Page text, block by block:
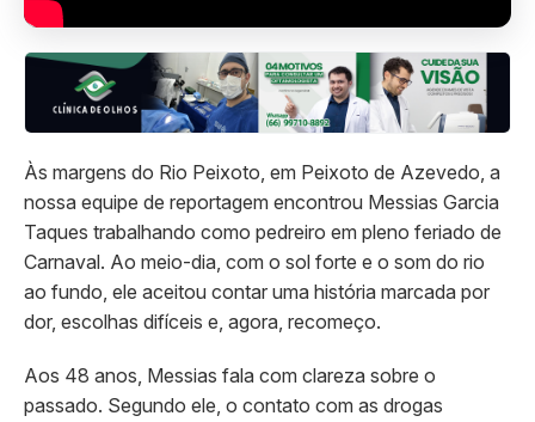
Às margens do Rio Peixoto, em Peixoto de Azevedo, a
nossa equipe de reportagem encontrou Messias Garcia
Taques trabalhando como pedreiro em pleno feriado de
Carnaval. Ao meio-dia, com o sol forte e o som do rio
ao fundo, ele aceitou contar uma história marcada por
dor, escolhas difíceis e, agora, recomeço.
Aos 48 anos, Messias fala com clareza sobre o
passado. Segundo ele, o contato com as drogas